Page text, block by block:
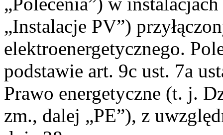
„Instalacje PV”)
elektroenergetycznego.
podstawie art. 9c ust. 7a
Prawo energetyczne (t. j.
zm., dalej „PE”), z